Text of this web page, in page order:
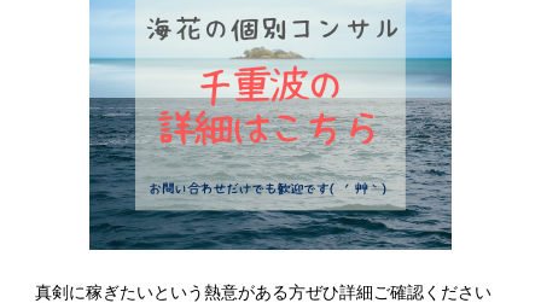
真剣に稼ぎたいという熱意がある方ぜひ詳細ご確認ください